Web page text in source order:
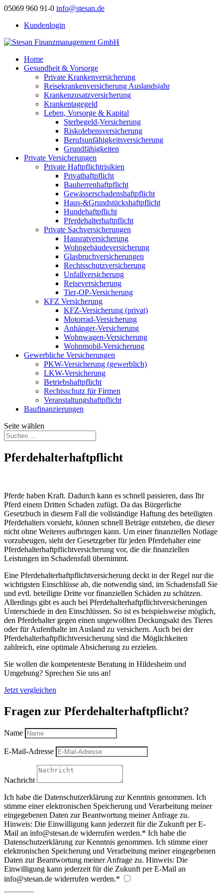
05069 960 91-0 info@stesan.de
Kundenlogin
Home
Gesundheit & Vorsorge
Private Krankenversicherung
Reisekrankenversicherung Auslandsjahr
Krankenzusatzversicherung
Krankentagegeld
Leben, Vorsorge & Kapital
Sterbegeld-Versicherung
Riskolebensversicherung
Berufsunfähigkeitsversicherung
Grundfähigkeiten
Private Versicherungen
Private Haftpflichtrisikien
Privathaftpflicht
Bauherrenhaftpflicht
Gewässerschadenshaftpflicht
Haus-&Grundstückshaftpflicht
Hundehaftpflicht
Pferdehalterhaftpflicht
Private Sachversicherungen
Hausratversicherung
Wohngebäudeversicherung
Glasbruchversicherungen
Rechtsschutzversicherung
Unfallversicherung
Reiseversicherung
Tier-OP-Versicherung
KFZ Versicherung
KFZ-Versicherung (privat)
Motorrad-Versicherung
Anhänger-Versicherung
Wohnwagen-Versicherung
Wohnmobil-Versicherung
Gewerbliche Versicherungen
PKW-Versicherung (gewerblich)
LKW-Versicherung
Betriebshaftpflicht
Rechtsschutz für Firmen
Veranstaltungshaftpflicht
Baufinanzierungen
Seite wählen
Pferdehalterhaftpflicht
Pferde haben Kraft. Dadurch kann es schnell passieren, dass Ihr
Pferd einem Dritten Schaden zufügt. Da das Bürgerliche
Gesetzbuch in diesem Fall die vollständige Haftung des beteiligten
Pferdehalters vorsieht, können schnell Beträge entstehen, die dieser
nicht ohne Weiteres aufbringen kann. Um einer finanziellen Notlage
vorzubeugen, sieht der Gesetzgeber für jeden Pferdehalter eine
Pferdehalterhaftpflichtversicherung vor, die die finanziellen
Leistungen im Schadensfall übernimmt.
Eine Pferdehalterhaftpflichtversicherung deckt in der Regel nur die
wichtigsten Einschlüsse ab, die notwendig sind, im Schadensfall Sie
und evtl. beteiligte Dritte vor finanziellen Schäden zu schützen.
Allerdings gibt es auch bei Pferdehalterhaftpflichtversicherungen
Unterschiede in den Einschlüssen. So ist es beispielsweise möglich,
den Pferdehalter gegen einen ungewollten Deckungsakt des Tieres
oder für Aufenthalte im Ausland zu versichern. Auch bei der
Pferdehalterhaftpflichtversicherung sind die Möglichkeiten
zahlreich, eine optimale Absicherung zu erzielen.
Sie wollen die kompetenteste Beratung in Hildesheim und
Umgebung? Sprechen Sie uns an!
Jetzt vergleichen
Fragen zur Pferdehalterhaftpflicht?
Name
E-Mail-Adresse
Nachricht
Ich habe die Datenschutzerklärung zur Kenntnis genommen. Ich
stimme einer elektronischen Speicherung und Verarbeitung meiner
eingegebenen Daten zur Beantwortung meiner Anfrage zu.
Hinweis: Die Einwilligung kann jederzeit für die Zukunft per E-
Mail an info@stesan.de widerrufen werden.* Ich habe die
Datenschutzerklärung zur Kenntnis genommen. Ich stimme einer
elektronischen Speicherung und Verarbeitung meiner eingegebenen
Daten zur Beantwortung meiner Anfrage zu. Hinweis: Die
Einwilligung kann jederzeit für die Zukunft per E-Mail an
info@stesan.de widerrufen werden.*